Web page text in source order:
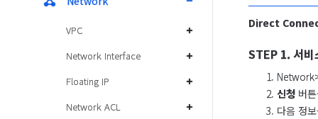
VPC
Network Interface
Floating IP
Network ACL
Direct
STEP 1. 서비
신청 버
다음 정